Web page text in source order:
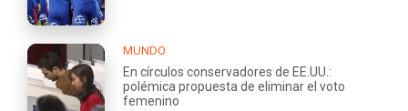
MUNDO
En círculos conservadores de EE.UU.:
polémica propuesta de eliminar el voto
femenino